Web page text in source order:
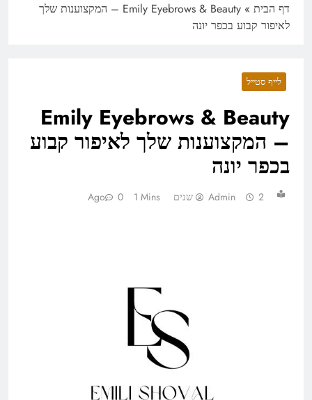
דף הבית »
Emily Eyebrows & Beauty – המקצוענות שלך
לאיפור קבוע בכפר יונה
לייף סטייל
Emily Eyebrows & Beauty
– המקצוענות שלך לאיפור קבוע
בכפר יונה
Admin 2 שנים Ago 0 1 Mins